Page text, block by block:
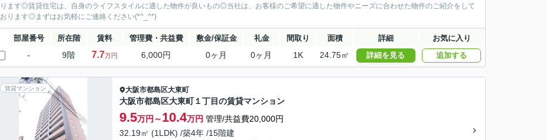
ります◎賃貸住宅は、自身のライフスタイルに適した物件が良いもの◎当社は、お客様のご希望に適した物件やニーズに合わせた物件のご紹介をして
おります◎まずはお気軽にご連絡ください(*^_^*)
部屋番号 所在階 賃料 管理費・共益費 敷金/保証金 礼金 間取り 面積 詳細 お気に入り
- 9階 7.7万円 6,000円 0ヶ月 0ヶ月 1K 24.75㎡ 詳細を見る 追加する
賃貸マンション 大阪市都島区大東町
大阪市都島区大東町１丁目の賃貸マンション
9.5万円～10.4万円 管理/共益費20,000円
32.19㎡ (1LDK) /築4年 /15階建